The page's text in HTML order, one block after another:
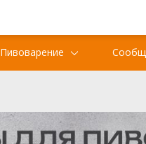
Пивоварение